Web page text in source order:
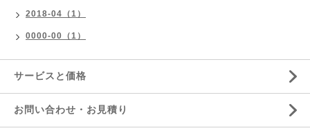
2018-04（1）
0000-00（1）
サービスと価格
お問い合わせ・お見積り